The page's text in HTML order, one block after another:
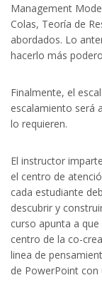
Management
Colas, Teoría de
abordados. Lo
hacerlo más
Finalmente, el
escalamiento será
lo requieren.
El instructor
el centro de
cada estudiante
descubrir y
curso apunta a
centro de la co-
linea de
de PowerPoint